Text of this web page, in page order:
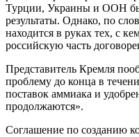
Турции, Украины и ООН
результаты. Однако, по
находится в руках тех, с
российскую часть
Представитель Кремля
проблему до конца в
поставок аммиака и
продолжаются».
Соглашение по созданию